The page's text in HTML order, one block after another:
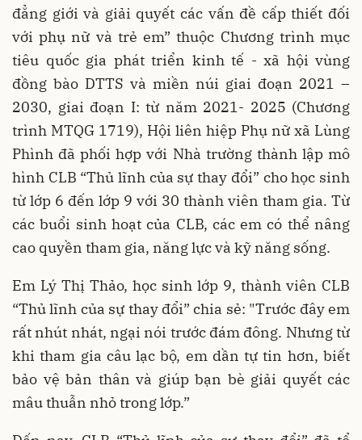
đẳng giới và giải quyết các vấn đề cấp thiết đối
với phụ nữ và trẻ em” thuộc Chương trình mục
tiêu quốc gia phát triển kinh tế - xã hội vùng
đồng bào DTTS và miền núi giai đoạn 2021 –
2030, giai đoạn I: từ năm 2021- 2025 (Chương
trình MTQG 1719), Hội liên hiệp Phụ nữ xã Lùng
Phình đã phối hợp với Nhà trường thành lập mô
hình CLB “Thủ lĩnh của sự thay đổi” cho học sinh
từ lớp 6 đến lớp 9 với 30 thành viên tham gia. Từ
các buổi sinh hoạt của CLB, các em có thể nâng
cao quyền tham gia, năng lực và kỹ năng sống.
Em Lý Thị Thảo, học sinh lớp 9, thành viên CLB
“Thủ lĩnh của sự thay đổi” chia sẻ: "Trước đây em
rất nhút nhát, ngại nói trước đám đông. Nhưng từ
khi tham gia câu lạc bộ, em dần tự tin hơn, biết
bảo vệ bản thân và giúp bạn bè giải quyết các
mâu thuẫn nhỏ trong lớp.”